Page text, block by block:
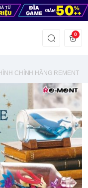
0
CHÍNH HÃNG REMENT